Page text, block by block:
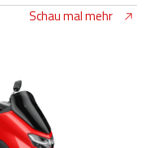
Schau mal mehr